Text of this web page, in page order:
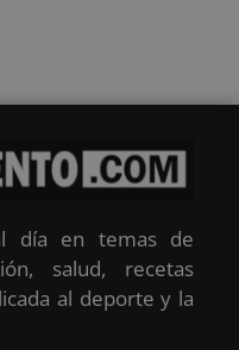
día en temas de
salud, recetas
al deporte y la